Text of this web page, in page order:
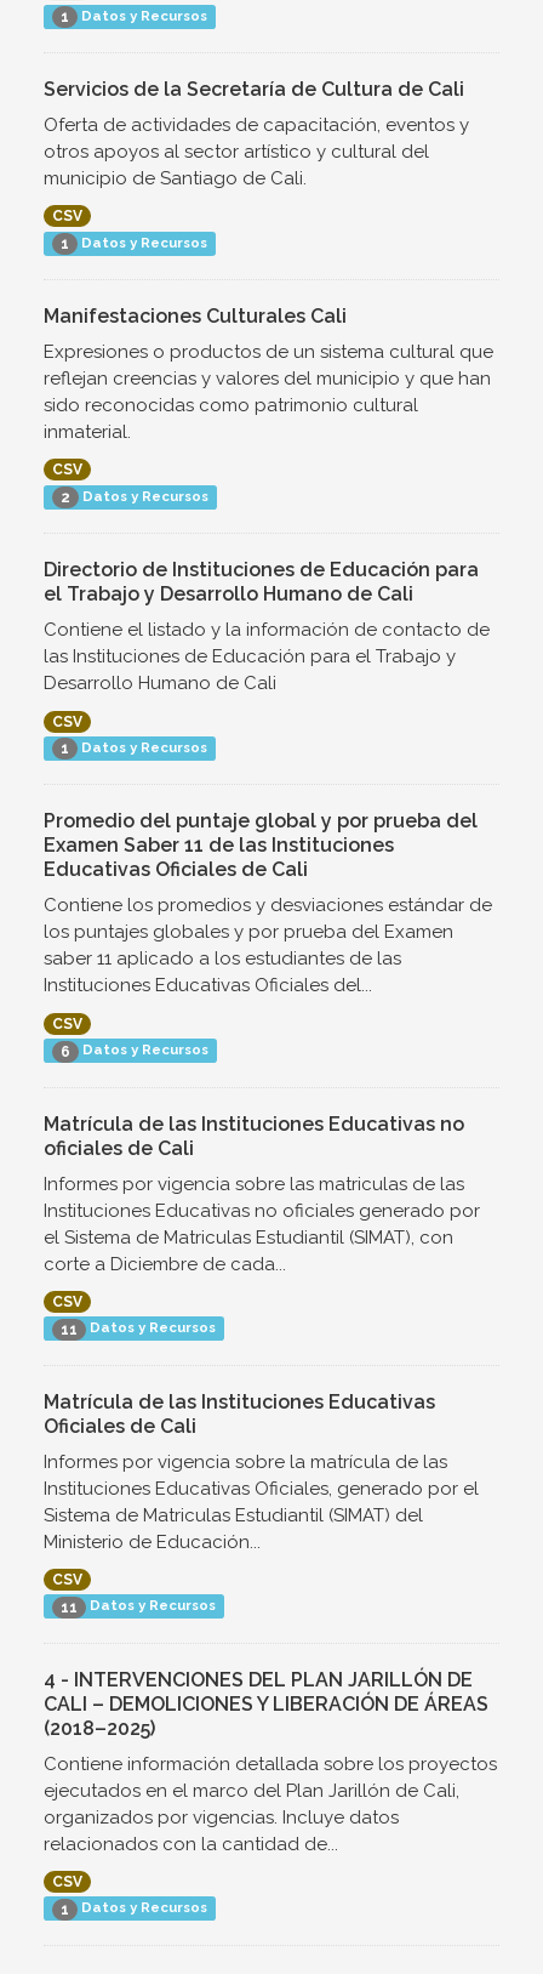
1 Datos y Recursos
Servicios de la Secretaría de Cultura de Cali
Oferta de actividades de capacitación, eventos y
otros apoyos al sector artístico y cultural del
municipio de Santiago de Cali.
CSV
1 Datos y Recursos
Manifestaciones Culturales Cali
Expresiones o productos de un sistema cultural que
reflejan creencias y valores del municipio y que han
sido reconocidas como patrimonio cultural
inmaterial.
CSV
2 Datos y Recursos
Directorio de Instituciones de Educación para
el Trabajo y Desarrollo Humano de Cali
Contiene el listado y la información de contacto de
las Instituciones de Educación para el Trabajo y
Desarrollo Humano de Cali
CSV
1 Datos y Recursos
Promedio del puntaje global y por prueba del
Examen Saber 11 de las Instituciones
Educativas Oficiales de Cali
Contiene los promedios y desviaciones estándar de
los puntajes globales y por prueba del Examen
saber 11 aplicado a los estudiantes de las
Instituciones Educativas Oficiales del...
CSV
6 Datos y Recursos
Matrícula de las Instituciones Educativas no
oficiales de Cali
Informes por vigencia sobre las matriculas de las
Instituciones Educativas no oficiales generado por
el Sistema de Matriculas Estudiantil (SIMAT), con
corte a Diciembre de cada...
CSV
11 Datos y Recursos
Matrícula de las Instituciones Educativas
Oficiales de Cali
Informes por vigencia sobre la matrícula de las
Instituciones Educativas Oficiales, generado por el
Sistema de Matriculas Estudiantil (SIMAT) del
Ministerio de Educación...
CSV
11 Datos y Recursos
4 - INTERVENCIONES DEL PLAN JARILLÓN DE
CALI – DEMOLICIONES Y LIBERACIÓN DE ÁREAS
(2018–2025)
Contiene información detallada sobre los proyectos
ejecutados en el marco del Plan Jarillón de Cali,
organizados por vigencias. Incluye datos
relacionados con la cantidad de...
CSV
1 Datos y Recursos